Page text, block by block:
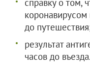
справку о том,
до
результат
часов до въезда.